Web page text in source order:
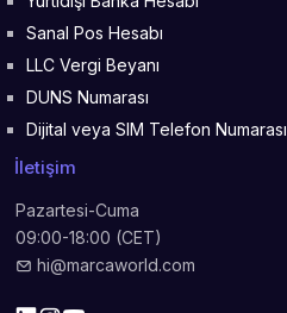
Sanal Pos Hesabı
LLC Vergi Beyanı
DUNS Numarası
Dijital veya SIM Telefon Numarası
İletişim
Pazartesi-Cuma
09:00-18:00 (CET)
hi@marcaworld.com